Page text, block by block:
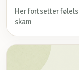
Her fortsetter
skam